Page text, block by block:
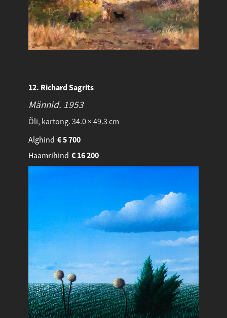
12. Richard Sagrits
Männid. 1953
Õli, kartong. 34.0 × 49.3 cm
Alghind
5 700
€
Haamrihind
16 200
€